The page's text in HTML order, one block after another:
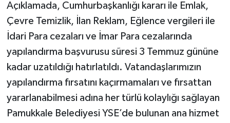
Açıklamada, Cumhurbaşkanlığı kararı ile Emlak,
Çevre Temizlik, İlan Reklam, Eğlence vergileri ile
İdari Para cezaları ve İmar Para cezalarında
yapılandırma başvurusu süresi 3 Temmuz gününe
kadar uzatıldığı hatırlatıldı. Vatandaşlarımızın
yapılandırma fırsatını kaçırmamaları ve fırsattan
yararlanabilmesi adına her türlü kolaylığı sağlayan
Pamukkale Belediyesi YSE’de bulunan ana hizmet